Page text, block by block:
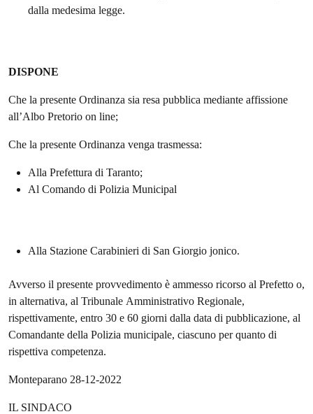
dalla medesima legge.
DISPONE
Che la presente Ordinanza sia resa pubblica mediante affissione
all’Albo Pretorio on line;
Che la presente Ordinanza venga trasmessa:
Alla Prefettura di Taranto;
Al Comando di Polizia Municipal
Alla Stazione Carabinieri di San Giorgio jonico.
Avverso il presente provvedimento è ammesso ricorso al Prefetto o,
in alternativa, al Tribunale Amministrativo Regionale,
rispettivamente, entro 30 e 60 giorni dalla data di pubblicazione, al
Comandante della Polizia municipale, ciascuno per quanto di
rispettiva competenza.
Monteparano 28-12-2022
IL SINDACO